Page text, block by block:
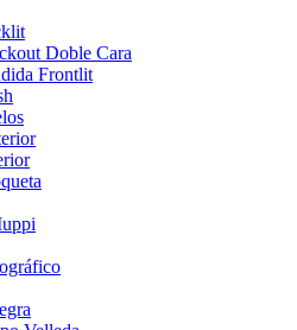
Doble Cara
Frontlit